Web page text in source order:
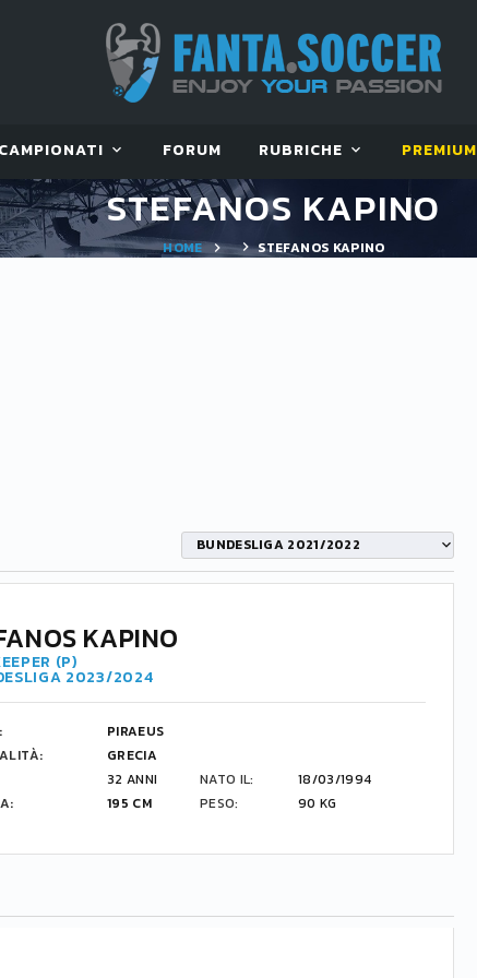
CAMPIONATI FORUM RUBRICHE PREMIUM
STEFANOS KAPINO
HOME STEFANOS KAPINO
BUNDESLIGA 2021/2022
KAPINO
(P)
2023/2024
PIRAEUS
GRECIA
32 ANNI NATO IL:
18/03/1994
195 CM PESO: 90 KG